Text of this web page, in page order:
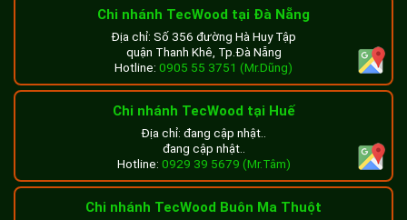
Chi nhánh TecWood tại Đà Nẵng
Địa chỉ: Số 356 đường Hà Huy Tập
quận Thanh Khê, Tp.Đà Nẵng
Hotline: 0905 55 3751 (Mr.Dũng)
Chi nhánh TecWood tại Huế
Địa chỉ: đang cập nhật..
đang cập nhật..
Hotline: 0929 39 5679 (Mr.Tâm)
Chi nhánh TecWood Buôn Ma Thuột